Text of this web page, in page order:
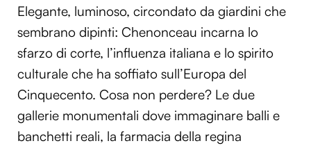
Elegante, luminoso, circondato da giardini che
sembrano dipinti: Chenonceau incarna lo
sfarzo di corte, l’influenza italiana e lo spirito
culturale che ha soffiato sull’Europa del
Cinquecento. Cosa non perdere? Le due
gallerie monumentali dove immaginare balli e
banchetti reali, la farmacia della regina